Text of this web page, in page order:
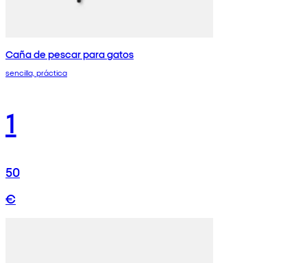
Caña de pescar para gatos
sencilla, práctica
1
50
€